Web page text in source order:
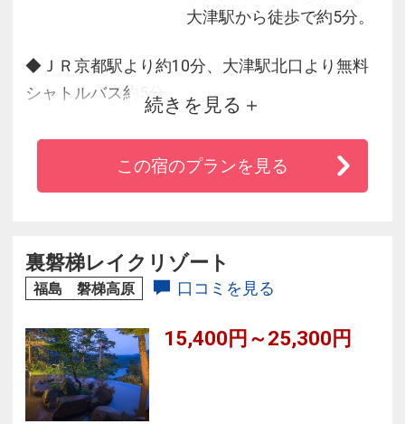
大津駅から徒歩で約5分。
◆ＪＲ京都駅より約10分、大津駅北口より無料
シャトルバス約5分
◆全室レイクビュー、雄大な琵琶湖が一望！
◆琵琶湖を望む天然温泉で非日常のひととき
を。※時間変更あり
続きを見る
この宿のプランを見る
裏磐梯レイクリゾート
福島 磐梯高原 口コミを見る
15,400円～25,300円